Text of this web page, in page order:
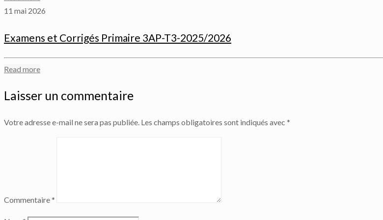
11 mai 2026
Examens et Corrigés Primaire 3AP-T3-2025/2026
Read more
Laisser un commentaire
Votre adresse e-mail ne sera pas publiée. Les champs obligatoires sont indiqués avec *
Commentaire*